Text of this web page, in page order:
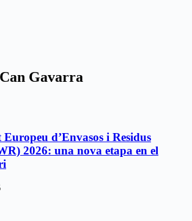
Gavarra
d’Envasos i Residus
2026: una nova etapa en el